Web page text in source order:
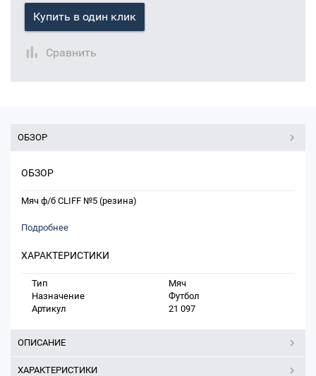
Купить в один клик
Сравнить
ОБЗОР
ОБЗОР
Мяч ф/б CLIFF №5 (резина)
Подробнее
ХАРАКТЕРИСТИКИ
Тип
Мяч
Назначение
Футбол
Артикул
21 097
ОПИСАНИЕ
ХАРАКТЕРИСТИКИ